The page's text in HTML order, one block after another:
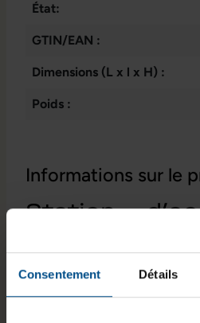
Consentement Détails
Informations sur le
Station
WD15
État:
GTIN/EAN :
Dimensions (L x l x H) :
Poids :